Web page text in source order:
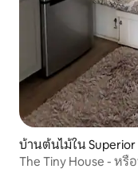
บ้านต้นไม้ใน Superior
The Tiny House - หรื